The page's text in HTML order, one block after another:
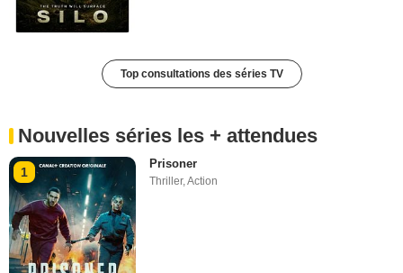
Top consultations des séries TV
Nouvelles séries les + attendues
1
Prisoner
Thriller,Action